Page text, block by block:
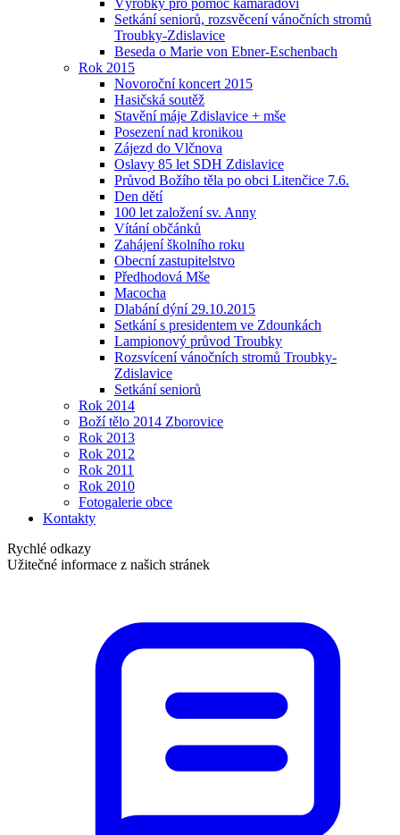
Výrobky pro pomoc kamarádovi
Setkání seniorů, rozsvěcení vánočních stromů
Troubky-Zdislavice
Beseda o Marie von Ebner-Eschenbach
Rok 2015
Novoroční koncert 2015
Hasičská soutěž
Stavění máje Zdislavice + mše
Posezení nad kronikou
Zájezd do Vlčnova
Oslavy 85 let SDH Zdislavice
Průvod Božího těla po obci Litenčice 7.6.
Den dětí
100 let založení sv. Anny
Vítání občánků
Zahájení školního roku
Obecní zastupitelstvo
Předhodová Mše
Macocha
Dlabání dýní 29.10.2015
Setkání s presidentem ve Zdounkách
Lampionový průvod Troubky
Rozsvícení vánočních stromů Troubky-
Zdislavice
Setkání seniorů
Rok 2014
Boží tělo 2014 Zborovice
Rok 2013
Rok 2012
Rok 2011
Rok 2010
Fotogalerie obce
Kontakty
Rychlé odkazy
Užitečné informace z našich stránek